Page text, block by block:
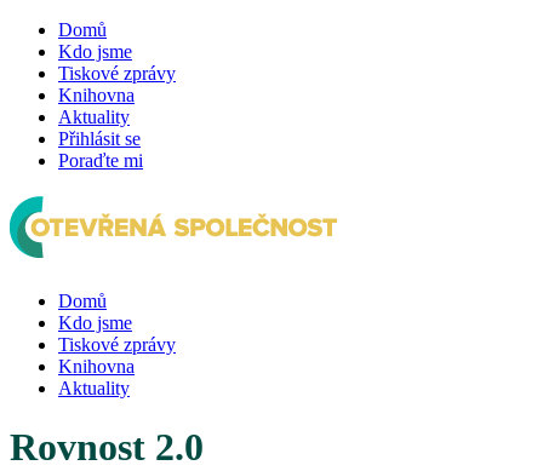
Domů
Kdo jsme
Tiskové zprávy
Knihovna
Aktuality
Přihlásit se
Poraďte mi
Domů
Kdo jsme
Tiskové zprávy
Knihovna
Aktuality
Rovnost 2.0